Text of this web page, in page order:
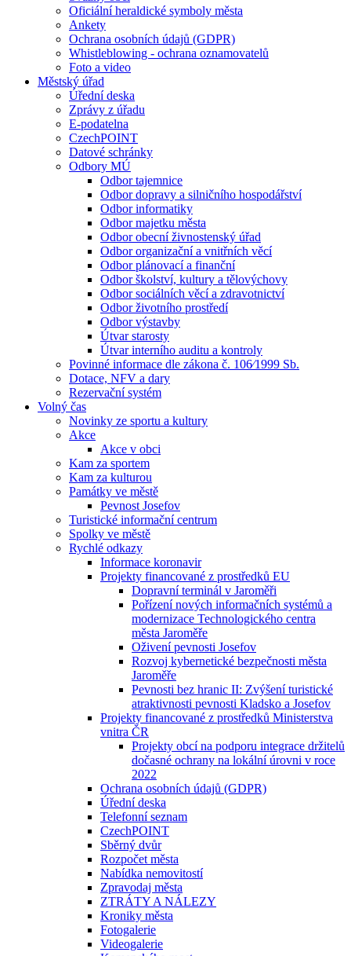
Oficiální heraldické symboly města
Ankety
Ochrana osobních údajů (GDPR)
Whistleblowing - ochrana oznamovatelů
Foto a video
Městský úřad
Úřední deska
Zprávy z úřadu
E-podatelna
CzechPOINT
Datové schránky
Odbory MÚ
Odbor tajemnice
Odbor dopravy a silničního hospodářství
Odbor informatiky
Odbor majetku města
Odbor obecní živnostenský úřad
Odbor organizační a vnitřních věcí
Odbor plánovací a finanční
Odbor školství, kultury a tělovýchovy
Odbor sociálních věcí a zdravotnictví
Odbor životního prostředí
Odbor výstavby
Útvar starosty
Útvar interního auditu a kontroly
Povinné informace dle zákona č. 106⁄1999 Sb.
Dotace, NFV a dary
Rezervační systém
Volný čas
Novinky ze sportu a kultury
Akce
Akce v obci
Kam za sportem
Kam za kulturou
Památky ve městě
Pevnost Josefov
Turistické informační centrum
Spolky ve městě
Rychlé odkazy
Informace koronavir
Projekty financované z prostředků EU
Dopravní terminál v Jaroměři
Pořízení nových informačních systémů a
modernizace Technologického centra
města Jaroměře
Oživení pevnosti Josefov
Rozvoj kybernetické bezpečnosti města
Jaroměře
Pevnosti bez hranic II: Zvýšení turistické
atraktivnosti pevnosti Kladsko a Josefov
Projekty financované z prostředků Ministerstva
vnitra ČR
Projekty obcí na podporu integrace držitelů
dočasné ochrany na lokální úrovni v roce
2022
Ochrana osobních údajů (GDPR)
Úřední deska
Telefonní seznam
CzechPOINT
Sběrný dvůr
Rozpočet města
Nabídka nemovitostí
Zpravodaj města
ZTRÁTY A NÁLEZY
Kroniky města
Fotogalerie
Videogalerie